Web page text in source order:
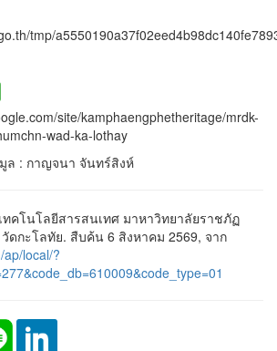
tmp/
site/kamphaengphetheritage/mrdk-
wad-ka-lothay
ล : กาญจนา จันทร์สิงห์
ทคโนโลยีสารสนเทศ มาหาวิทยาลัยราชภัฏ
ดกะโลทัย. สืบค้น 6 สิงหาคม 2569, จาก
local/?